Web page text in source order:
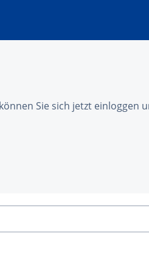
Sie sich jetzt einloggen